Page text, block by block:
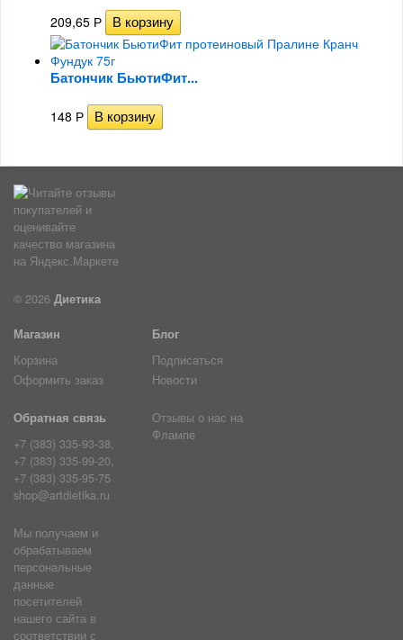
209,65 Р
Батончик БьютиФит...
148 Р
© 2026 Диетика
Магазин
Корзина
Оформить заказ
Блог
Подписаться
Новости
Обратная связь
+7 (383) 335-93-38,
+7 (383) 335-99-20,
+7 (383) 335-95-75
shop@artdietika.ru
Отзывы о нас на
Флампе
Мы получаем и
обрабатываем
персональные
данные
посетителей
нашего сайта в
соответствии с